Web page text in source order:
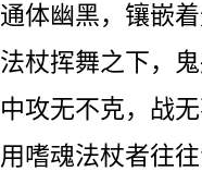
通体幽黑，镶嵌
法杖挥舞之下，
中攻无不克，战
用嗜魂法杖者往